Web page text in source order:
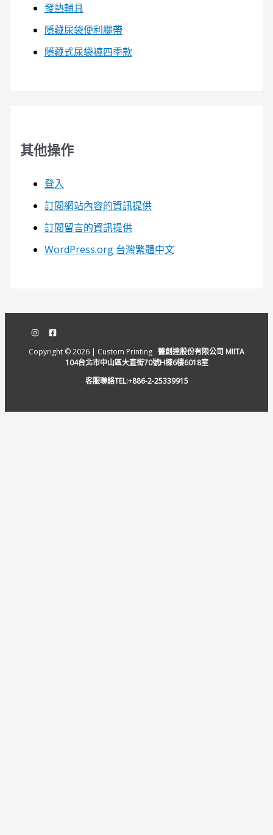
發熱輔具
隱藏尿袋便利腿帶
隱藏式尿袋褲四季款
其他操作
登入
訂閱網站內容的資訊提供
訂閱留言的資訊提供
WordPress.org 台灣繁體中文
Copyright © 2026 | Custom Printing 醫創達股份有限公司 MIITA
104台北市中山區大直街70號H棟6樓6018室
客服聯絡TEL:+886-2-25339915